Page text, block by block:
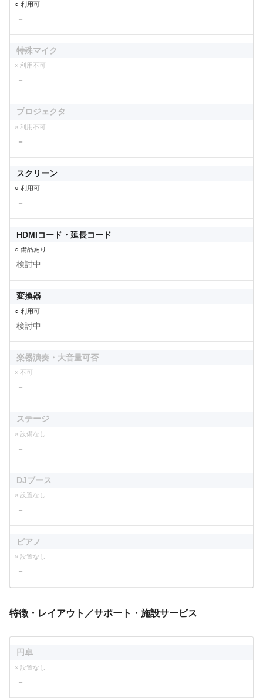
○ 利用可
－
特殊マイク
× 利用不可
－
プロジェクタ
× 利用不可
－
スクリーン
○ 利用可
－
HDMIコード・延長コード
○ 備品あり
検討中
変換器
○ 利用可
検討中
楽器演奏・大音量可否
× 不可
－
ステージ
× 設備なし
－
DJブース
× 設置なし
－
ピアノ
× 設置なし
－
特徴・レイアウト／サポート・施設サービス
円卓
× 設置なし
－